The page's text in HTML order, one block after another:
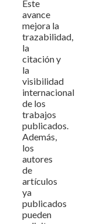
Este
avance
mejora la
trazabilidad,
la
citación y
la
visibilidad
internacional
de los
trabajos
publicados.
Además,
los
autores
de
artículos
ya
publicados
pueden